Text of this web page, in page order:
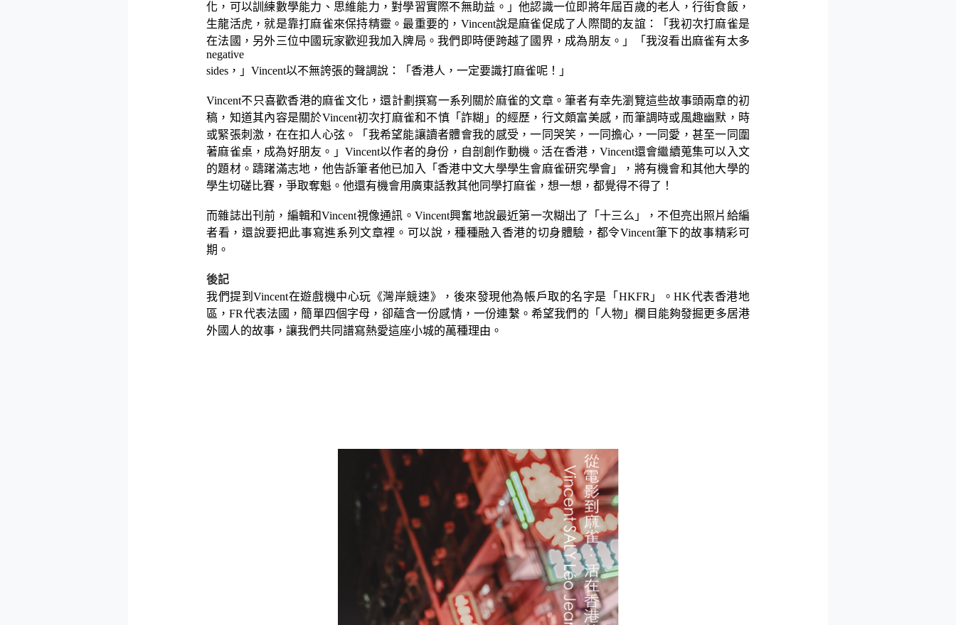
化，可以訓練數學能力、思維能力，對學習實際不無助益。」他認識一位即將年屆百歲的老人，行街食飯，
生龍活虎，就是靠打麻雀來保持精靈。最重要的， Vincent說是麻雀促成了人際間的友誼：「我初次打麻雀是
在法國，另外三位中國玩家歡迎我加入牌局。我們即時便跨越了國界，成為朋友。」「我沒看出麻雀有太多
negative
sides ，」Vincent以不無誇張的聲調說：「香港人，一定要識打麻雀呢！」
Vincent不只喜歡香港的麻雀文化，還計劃撰寫一系列關於麻雀的文章。筆者有幸先瀏覽這些故事頭兩章的初
稿，知道其內容是關於Vincent初次打麻雀和不慎「詐糊」的經歷，行文頗富美感，而筆調時或風趣幽默，時
或緊張刺激，在在扣人心弦。「我希望能讓讀者體會我的感受，一同哭笑，一同擔心，一同愛，甚至一同圍
著麻雀桌，成為好朋友。」 Vincent以作者的身份，自剖創作動機。活在香港， Vincent還會繼續蒐集可以入文
的題材。躊躇滿志地，他告訴筆者他已加入「香港中文大學學生會麻雀研究學會」，將有機會和其他大學的
學生切磋比賽，爭取奪魁。他還有機會用廣東話教其他同學打麻雀，想一想，都覺得不得了！
而雜誌出刊前，編輯和Vincent視像通訊。 Vincent興奮地說最近第一次糊出了「十三么」，不但亮出照片給編
者看，還說要把此事寫進系列文章裡。可以說，種種融入香港的切身體驗，都令Vincent筆下的故事精彩可
期。
後記
我們提到Vincent在遊戲機中心玩《灣岸競速》，後來發現他為帳戶取的名字是「 HKFR 」。HK代表香港地
區，FR代表法國，簡單四個字母，卻蘊含一份感情，一份連繫。希望我們的「人物」欄目能夠發掘更多居港
外國人的故事，讓我們共同譜寫熱愛這座小城的萬種理由。